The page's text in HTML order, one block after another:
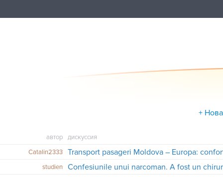
+
автор
дискуссия
Catalin2333
Transport pasageri Moldova – Europa:
studien